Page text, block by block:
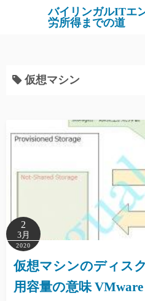
バイリンガルITエ
労所得までの道
仮想マシン
2
3月
2020
仮想マシンのディス
用容量の意味 VMware